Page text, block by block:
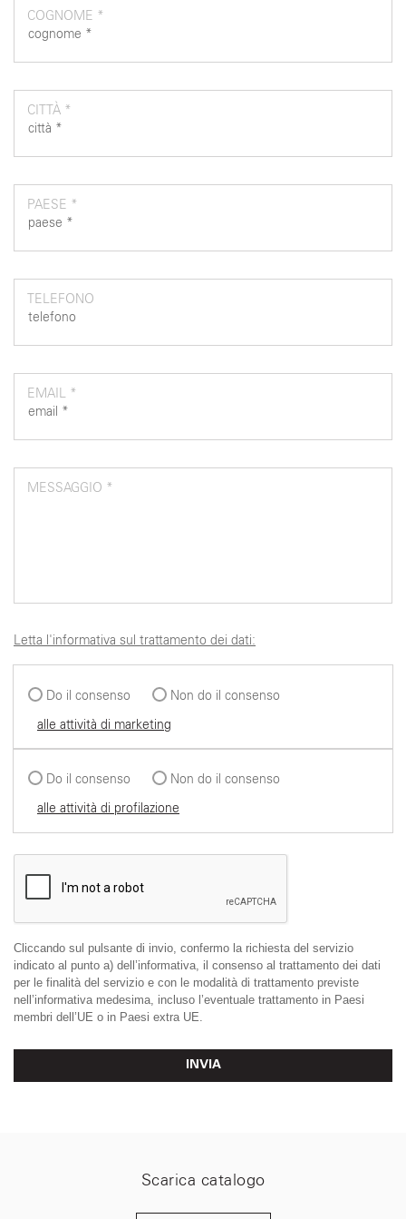
COGNOME *
CITTÀ *
PAESE *
TELEFONO
EMAIL *
MESSAGGIO *
Letta l'informativa sul trattamento dei dati:
Do il consenso
Non do il consenso
alle attività di marketing
Do il consenso
Non do il consenso
alle attività di profilazione
Cliccando sul pulsante di invio, confermo la richiesta del servizio
indicato al punto a) dell’informativa, il consenso al trattamento dei dati
per le finalità del servizio e con le modalità di trattamento previste
nell’informativa medesima, incluso l’eventuale trattamento in Paesi
membri dell’UE o in Paesi extra UE.
INVIA
Scarica catalogo